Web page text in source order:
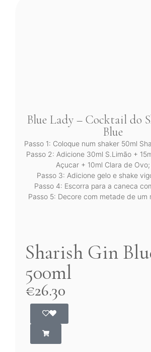
Blue Lady – Cocktail do
Blue
Passo 1: Coloque num shaker 50ml
Passo 2: Adicione 30ml S.Limão +
Açucar + 10ml Clara de Ovo;
Passo 3: Adicione gelo e shake
Passo 4: Escorra para a caneca
Passo 5: Decore com metade de um
Sharish Gin
500ml
€26.30